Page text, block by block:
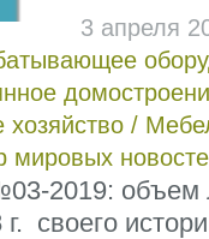
3 апреля
хозяйство /
мировых
2019: объем
своего